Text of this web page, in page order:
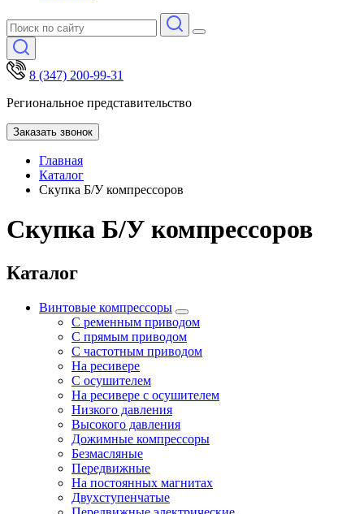
8 (347) 200-99-31
Региональное представительство
Заказать звонок
Главная
Каталог
Скупка Б/У компрессоров
Скупка Б/У компрессоров
Каталог
Винтовые компрессоры
С ременным приводом
С прямым приводом
С частотным приводом
На ресивере
С осушителем
На ресивере с осушителем
Низкого давления
Высокого давления
Дожимные компрессоры
Безмасляные
Передвижные
На постоянных магнитах
Двухступенчатые